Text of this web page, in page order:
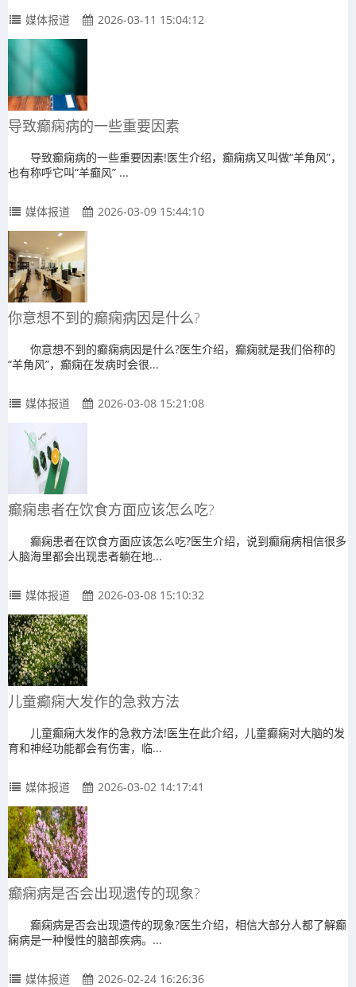
媒体报道 2026-03-11 15:04:12
导致癫痫病的一些重要因素
导致癫痫病的一些重要因素!医生介绍，癫痫病又叫做“羊角风”，
也有称呼它叫“羊癫风” ...
媒体报道 2026-03-09 15:44:10
你意想不到的癫痫病因是什么?
你意想不到的癫痫病因是什么?医生介绍，癫痫就是我们俗称的
“羊角风”，癫痫在发病时会很...
媒体报道 2026-03-08 15:21:08
癫痫患者在饮食方面应该怎么吃?
癫痫患者在饮食方面应该怎么吃?医生介绍，说到癫痫病相信很多
人脑海里都会出现患者躺在地...
媒体报道 2026-03-08 15:10:32
儿童癫痫大发作的急救方法
儿童癫痫大发作的急救方法!医生在此介绍，儿童癫痫对大脑的发
育和神经功能都会有伤害，临...
媒体报道 2026-03-02 14:17:41
癫痫病是否会出现遗传的现象?
癫痫病是否会出现遗传的现象?医生介绍，相信大部分人都了解癫
痫病是一种慢性的脑部疾病。...
媒体报道 2026-02-24 16:26:36